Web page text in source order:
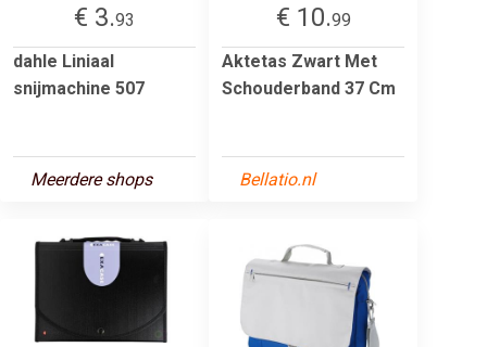
€ 3.93
dahle Liniaal
snijmachine 507
Meerdere shops
€ 10.99
Aktetas Zwart Met
Schouderband 37 Cm
Bellatio.nl